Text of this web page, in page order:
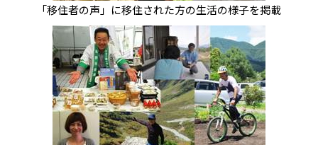
「移住者の声」に移住された方の生活の様子を掲載